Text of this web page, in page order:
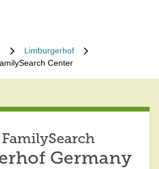
Limburgerhof
Center
Germany